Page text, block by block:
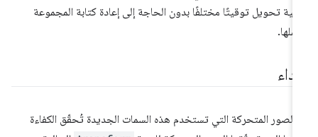
تحويل توقيتًا مختلفًا بدون الحاجة إلى إعادة كتابة المجموعة
الصور المتحركة التي تستخدم هذه السمات الجديدة تُحقّق الكفاءة